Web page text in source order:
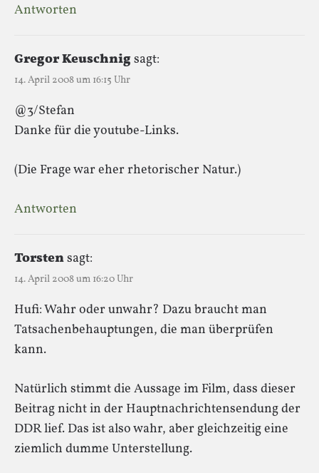
Antworten
Gregor Keuschnigsagt:
14. April 2008 um 16:15 Uhr
@3/Stefan
Danke für die youtube-Links.
(Die Frage war eher rhetorischer Natur.)
Antworten
Torstensagt:
14. April 2008 um 16:20 Uhr
Hufi: Wahr oder unwahr? Dazu braucht man
Tatsachenbehauptungen, die man überprüfen
kann.
Natürlich stimmt die Aussage im Film, dass dieser
Beitrag nicht in der Hauptnachrichtensendung der
DDR lief. Das ist also wahr, aber gleichzeitig eine
ziemlich dumme Unterstellung.